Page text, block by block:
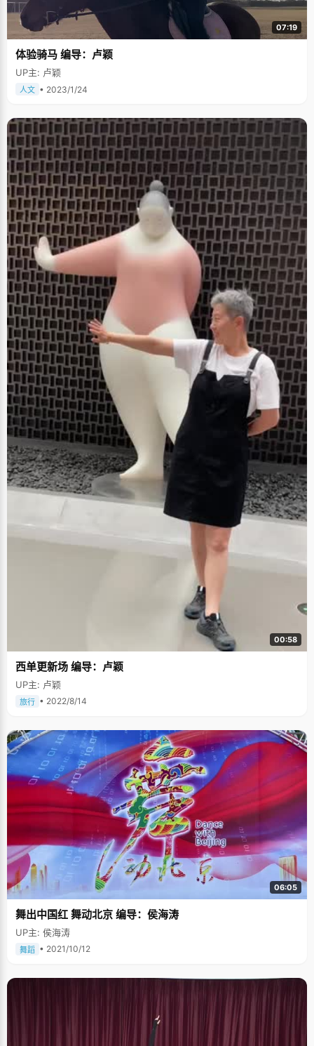
07:19
体验骑马 编导：卢颖
UP主: 卢颖
人文 • 2023/1/24
00:58
西单更新场 编导：卢颖
UP主: 卢颖
旅行 • 2022/8/14
06:05
舞出中国红 舞动北京 编导：侯海涛
UP主: 侯海涛
舞蹈 • 2021/10/12